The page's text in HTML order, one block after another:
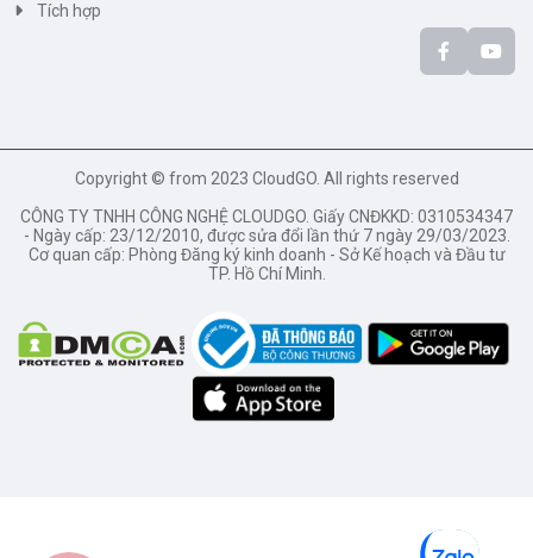
Tích hợp
Copyright © from 2023 CloudGO. All rights reserved
CÔNG TY TNHH CÔNG NGHỆ CLOUDGO. Giấy CNĐKKD: 0310534347
- Ngày cấp: 23/12/2010, được sửa đổi lần thứ 7 ngày 29/03/2023.
Cơ quan cấp: Phòng Đăng ký kinh doanh - Sở Kế hoạch và Đầu tư
TP. Hồ Chí Minh.